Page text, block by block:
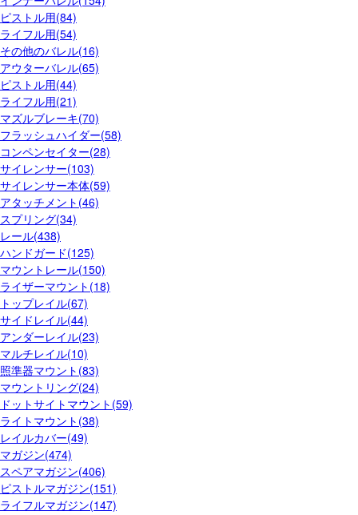
ピストル用(84)
ライフル用(54)
その他のバレル(16)
アウターバレル(65)
ピストル用(44)
ライフル用(21)
マズルブレーキ(70)
フラッシュハイダー(58)
コンペンセイター(28)
サイレンサー(103)
サイレンサー本体(59)
アタッチメント(46)
スプリング(34)
レール(438)
ハンドガード(125)
マウントレール(150)
ライザーマウント(18)
トップレイル(67)
サイドレイル(44)
アンダーレイル(23)
マルチレイル(10)
照準器マウント(83)
マウントリング(24)
ドットサイトマウント(59)
ライトマウント(38)
レイルカバー(49)
マガジン(474)
スペアマガジン(406)
ピストルマガジン(151)
ライフルマガジン(147)